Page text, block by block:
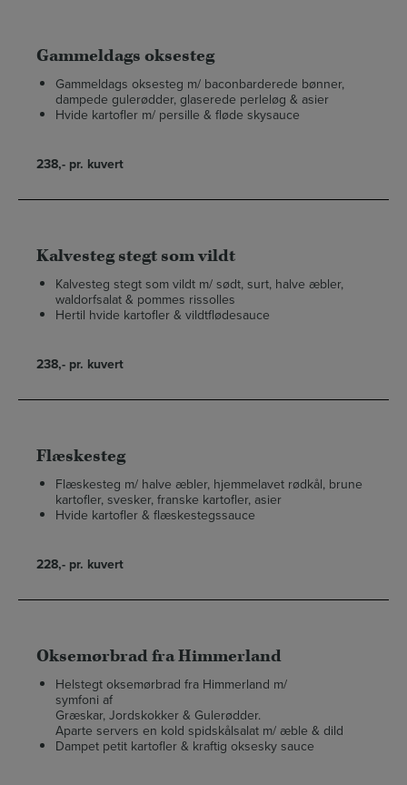
Gammeldags oksesteg
Gammeldags oksesteg m/ baconbarderede bønner,
dampede gulerødder, glaserede perleløg & asier
Hvide kartofler m/ persille & fløde skysauce
238,- pr. kuvert
Kalvesteg stegt som vildt
Kalvesteg stegt som vildt m/ sødt, surt, halve æbler,
waldorfsalat & pommes rissolles
Hertil hvide kartofler & vildtflødesauce
238,- pr. kuvert
Flæskesteg
Flæskesteg m/ halve æbler, hjemmelavet rødkål, brune
kartofler, svesker, franske kartofler, asier
Hvide kartofler & flæskestegssauce
228,- pr. kuvert
Oksemørbrad fra Himmerland
Helstegt oksemørbrad fra Himmerland m/
symfoni af
Græskar, Jordskokker & Gulerødder.
Aparte servers en kold spidskålsalat m/ æble & dild
Dampet petit kartofler & kraftig oksesky sauce